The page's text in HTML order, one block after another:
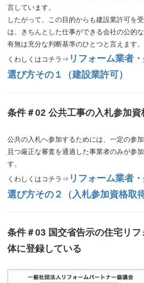
言しています。
したがって、この目的からも建設業許可を
は、きちんとした仕事ができる会社の公的
有無は充分な判断基準のひとつと言えます。
くわしくはコチラ⇒ リフォーム業者
選び方その１（建設業許可）
条件＃02 公共工事の入札参加資
公共の入札へ参加するためには、一定の参加
且つ厳正な審査を通過した事業者のみが参
す。
くわしくはコチラ⇒ リフォーム業者
選び方その２（入札参加資格取
条件＃03 国交省告示の住宅リフ
体に登録している